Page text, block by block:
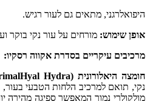
היפואלרגני, מתאים גם לעור רגיש.
אופן שימוש: מורחים על עור נקי בוקר
מרכיבים עיקריים בסדרת אקווה רסקיו:
חומצה היאלורונית Hydra)
מולקולרי נמוך המאפשר ספיגה מהירה